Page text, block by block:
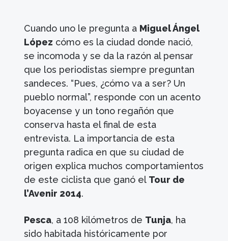
Cuando uno le pregunta a Miguel Ángel
López cómo es la ciudad donde nació,
se incomoda y se da la razón al pensar
que los periodistas siempre preguntan
sandeces. “Pues, ¿cómo va a ser? Un
pueblo normal”, responde con un acento
boyacense y un tono regañón que
conserva hasta el final de esta
entrevista. La importancia de esta
pregunta radica en que su ciudad de
origen explica muchos comportamientos
de este ciclista que ganó el Tour de
l’Avenir 2014.
Pesca, a 108 kilómetros de Tunja, ha
sido habitada históricamente por